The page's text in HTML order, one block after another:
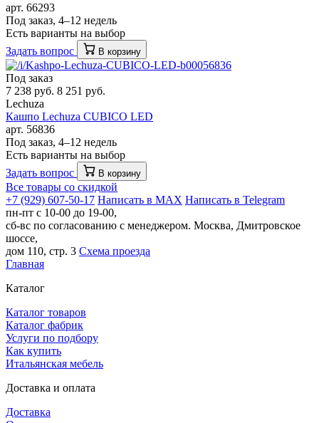
арт. 66293
Под заказ, 4–12 недель
Есть варианты на выбор
Задать вопрос
В корзину
Под заказ
7 238 руб. 8 251 руб.
Lechuza
Кашпо Lechuza CUBICO LED
арт. 56836
Под заказ, 4–12 недель
Есть варианты на выбор
Задать вопрос
В корзину
Все товары со скидкой
+7 (929) 607-50-17 Написать в MAX Написать в Telegram
пн-пт с 10-00 до 19-00,
сб-вс по согласованию с менеджером. Москва, Дмитровское
шоссе,
дом 110, стр. 3 Схема проезда
Главная
Каталог
Каталог товаров
Каталог фабрик
Услуги по подбору
Как купить
Итальянская мебель
Доставка и оплата
Доставка